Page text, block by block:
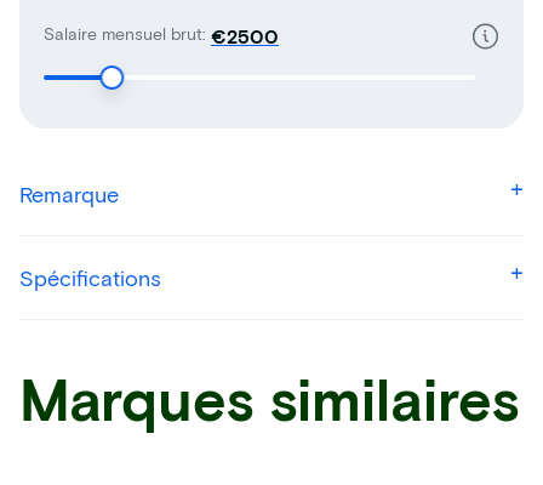
Salaire mensuel brut: €
Remarque
Spécifications
Marques similaires